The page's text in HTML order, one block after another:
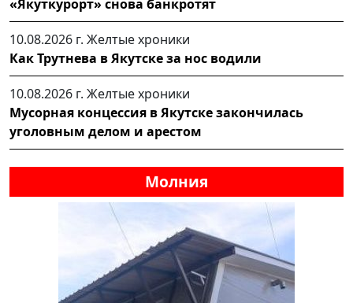
«Якуткурорт» снова банкротят
10.08.2026 г. Желтые хроники
Как Трутнева в Якутске за нос водили
10.08.2026 г. Желтые хроники
Мусорная концессия в Якутске закончилась
уголовным делом и арестом
Молния